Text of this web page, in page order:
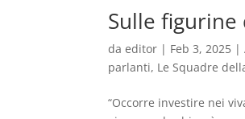
Sulle figurine
daeditor | Feb 3, 2025 |
parlanti, Le Squadre
“Occorre investire nei